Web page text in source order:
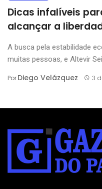
Dicas infalíveis
alcançar a
A busca pela estabilidade
muitas pessoas, e Altevir
PorDiego Velázquez 3